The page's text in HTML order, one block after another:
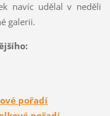
navíc udělal v neděli
galerii.
pořadí